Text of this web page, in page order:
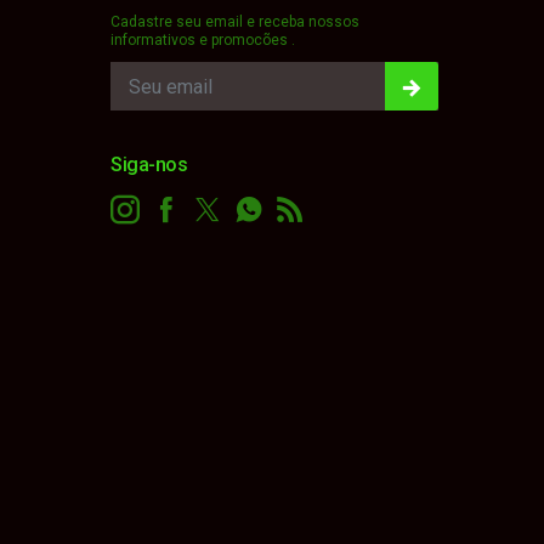
Cadastre seu email e receba nossos
informativos e promocões .
Siga-nos